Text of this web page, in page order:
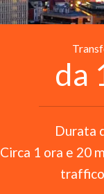
da
Durata
Circa 1 ora e 20